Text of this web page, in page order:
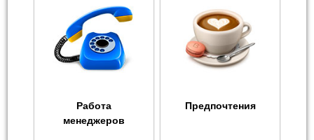
Работа
менеджеров
Предпочтения